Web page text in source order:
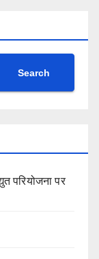
Search
परियोजना पर